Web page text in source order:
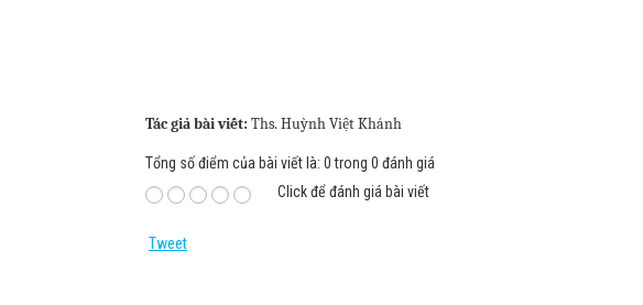
Tác giả bài viết: Ths. Huỳnh Việt Khánh
Tổng số điểm của bài viết là: 0 trong 0 đánh giá
Click để đánh giá bài viết
Tweet